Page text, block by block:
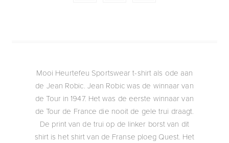
Mooi Heurtefeu Sportswear t-shirt als ode aan
de Jean Robic. Jean Robic was de winnaar van
de Tour in 1947. Het was de eerste winnaar van
de Tour de France die nooit de gele trui draagt.
De print van de trui op de linker borst van dit
shirt is het shirt van de Franse ploeg Quest. Het